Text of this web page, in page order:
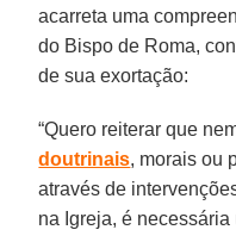
acarreta uma
do Bispo de Roma,
de sua exortação:
“Quero reiterar que
doutrinais, morais ou
através de
na Igreja, é